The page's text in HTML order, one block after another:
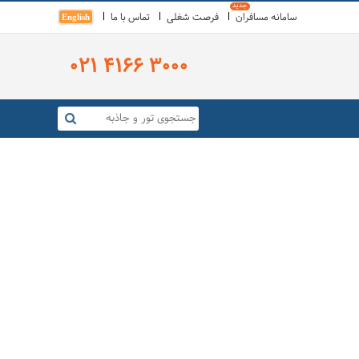
سامانه مسافران فرصت شغلی تماس با ما English
021 4166 3000